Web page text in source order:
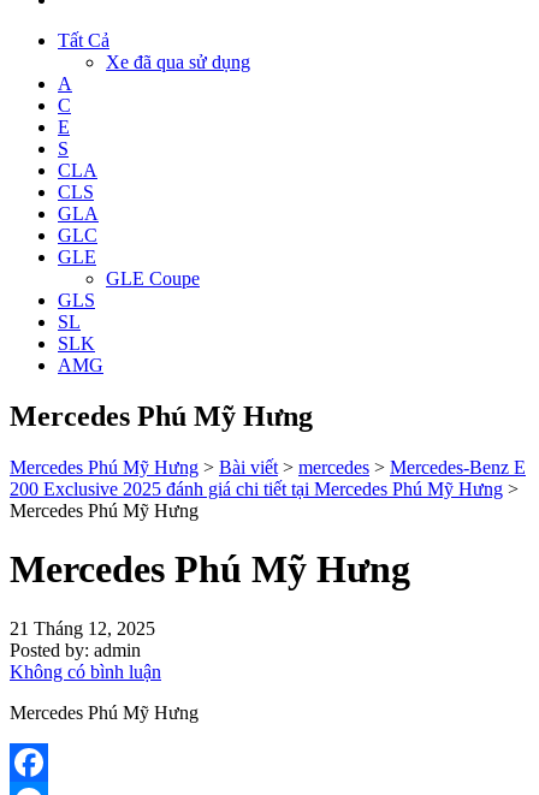
Tất Cả
Xe đã qua sử dụng
A
C
E
S
CLA
CLS
GLA
GLC
GLE
GLE Coupe
GLS
SL
SLK
AMG
Mercedes Phú Mỹ Hưng
Mercedes Phú Mỹ Hưng > Bài viết > mercedes > Mercedes-Benz E
200 Exclusive 2025 đánh giá chi tiết tại Mercedes Phú Mỹ Hưng >
Mercedes Phú Mỹ Hưng
Mercedes Phú Mỹ Hưng
21 Tháng 12, 2025
Posted by: admin
Không có bình luận
Mercedes Phú Mỹ Hưng